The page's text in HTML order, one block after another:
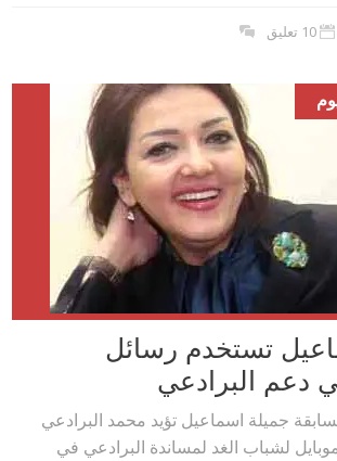
10 تعليق
تستخدم رسائل
دعم البرادعي
جميلة اسماعيل تؤيد محمد البرادعي
لشباب الغد لمساندة البرادعي في